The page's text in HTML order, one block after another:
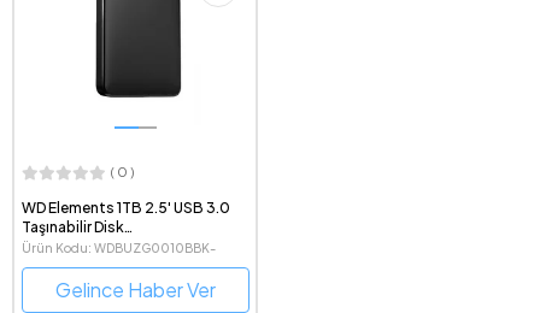
( 0 )
WD Elements 1TB 2.5' USB 3.0
Taşınabilir Disk
(WDBUZG0010BBK-WESN)
Ürün Kodu: WDBUZG0010BBK-
WESN
Gelince Haber Ver